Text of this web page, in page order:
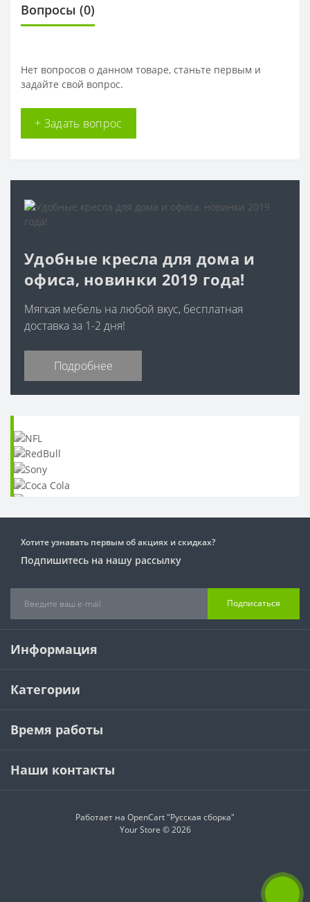
Вопросы (0)
Нет вопросов о данном товаре, станьте первым и
задайте свой вопрос.
+ Задать вопрос
Удобные кресла для дома и
офиса, новинки 2019 года!
Мягкая мебель на любой вкус, бесплатная
доставка за 1-2 дня!
Подробнее
Хотите узнавать первым об акциях и скидках?
Подпишитесь на нашу рассылку
Подписаться
Информация
Категории
Время работы
Наши контакты
Работает на OpenCart "Русская сборка"
Your Store © 2026